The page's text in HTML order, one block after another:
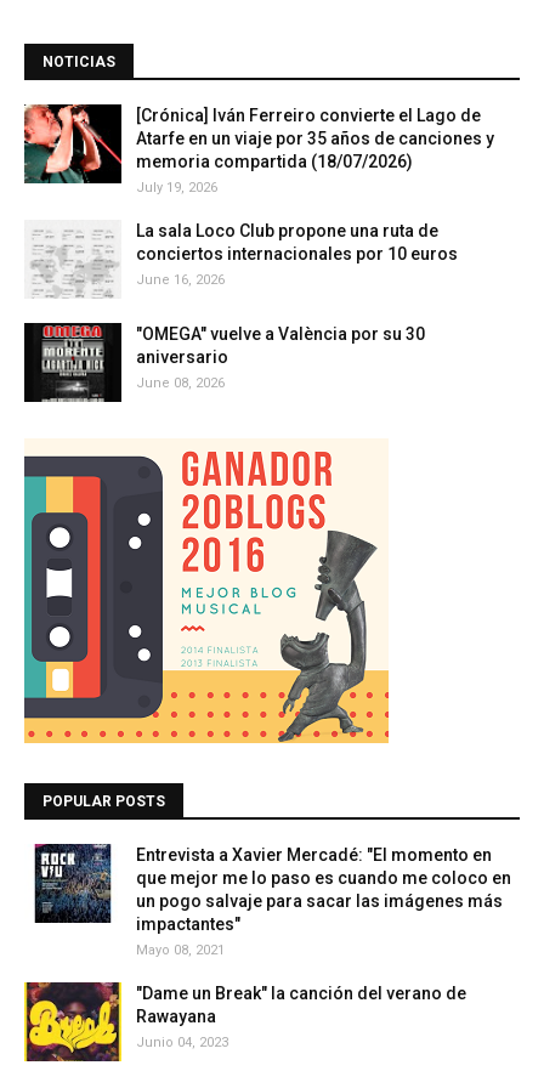
NOTICIAS
[Crónica] Iván Ferreiro convierte el Lago de
Atarfe en un viaje por 35 años de canciones y
memoria compartida (18/07/2026)
July 19, 2026
La sala Loco Club propone una ruta de
conciertos internacionales por 10 euros
June 16, 2026
"OMEGA" vuelve a València por su 30
aniversario
June 08, 2026
POPULAR POSTS
Entrevista a Xavier Mercadé: "El momento en
que mejor me lo paso es cuando me coloco en
un pogo salvaje para sacar las imágenes más
impactantes"
Mayo 08, 2021
"Dame un Break" la canción del verano de
Rawayana
Junio 04, 2023